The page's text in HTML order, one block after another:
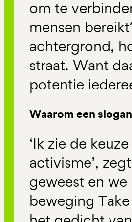
om te
mensen
achtergrond,
straat. Want
potentie
Waarom een
‘Ik zie de
activisme’,
geweest en
beweging